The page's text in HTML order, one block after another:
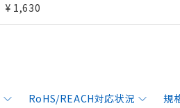
¥ 1,630
RoHS/REACH対応状況 規